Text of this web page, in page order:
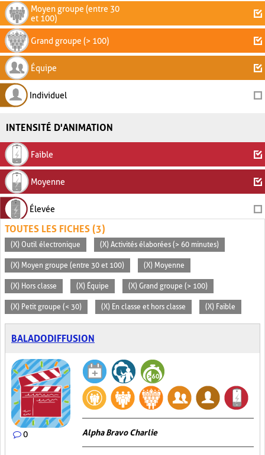
Moyen groupe (entre 30
et 100)
Grand groupe (> 100)
Équipe
Individuel
INTENSITÉ D'ANIMATION
Faible
Moyenne
Élevée
TOUTES LES FICHES (3)
(X) Outil électronique (X) Activités élaborées (> 60 minutes)
(X) Moyen groupe (entre 30 et 100) (X) Moyenne
(X) Hors classe (X) Équipe (X) Grand groupe (> 100)
(X) Petit groupe (< 30) (X) En classe et hors classe (X) Faible
BALADODIFFUSION
0 Alpha Bravo Charlie